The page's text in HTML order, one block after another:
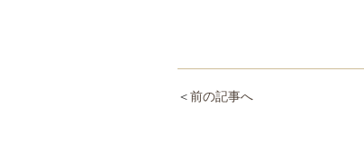
＜前の記事へ